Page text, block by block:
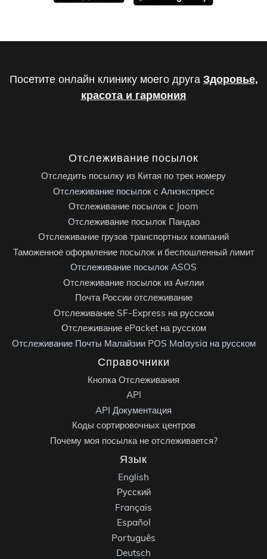
Посетите онлайн клинику моего друга Здоровье,
красота и гармония
Отслеживание посылок
Отследить посылку из Китая по трек номеру
Отслеживание посылок с Алиэкспресс
Отслеживание посылок с Joom
Отслеживание посылок Пандао
Отслеживание грузов транспортных компаний
Таможенное оформление посылок и беспошленный лимит
Отслеживание посылок ASOS
Отслеживание посылок из Англии
Почта России отслеживание
Отслеживание SF-Express на русском
Отслеживание ePacket на русском
Отслеживание Почты Малайзии POS Malaysia на русском
Справочники
Кнопка Отслеживания
API
API Документация
Коды сортировочных центров
Почему моя посылка не отслеживается?
Язык
English
Русский
Français
Español
Português
Deutsch